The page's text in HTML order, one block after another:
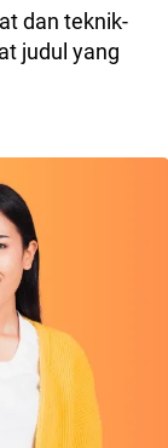
dan teknik-
judul yang